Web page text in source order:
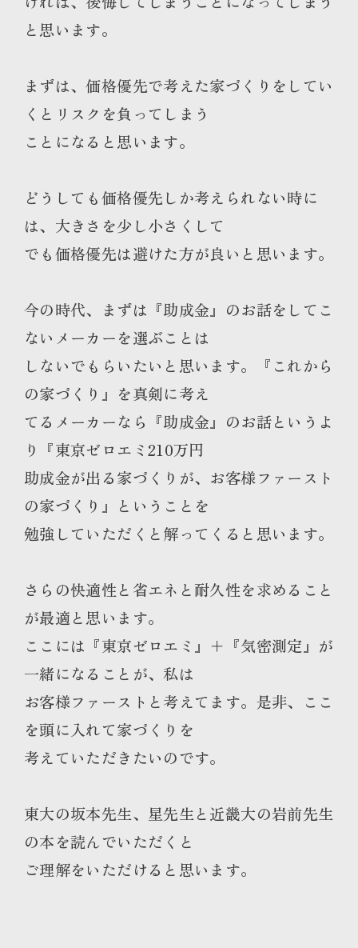
と思います。
まずは、価格優先で考えた家づくりをしてい
くとリスクを負ってしまう
ことになると思います。
どうしても価格優先しか考えられない時に
は、大きさを少し小さくして
でも価格優先は避けた方が良いと思います。
今の時代、まずは『助成金』のお話をしてこ
ないメーカーを選ぶことは
しないでもらいたいと思います。『これから
の家づくり』を真剣に考え
てるメーカーなら『助成金』のお話というよ
り『東京ゼロエミ210万円
助成金が出る家づくりが、お客様ファースト
の家づくり』ということを
勉強していただくと解ってくると思います。
さらの快適性と省エネと耐久性を求めること
が最適と思います。
ここには『東京ゼロエミ』＋『気密測定』が
一緒になることが、私は
お客様ファーストと考えてます。是非、ここ
を頭に入れて家づくりを
考えていただきたいのです。
東大の坂本先生、星先生と近畿大の岩前先生
の本を読んでいただくと
ご理解をいただけると思います。